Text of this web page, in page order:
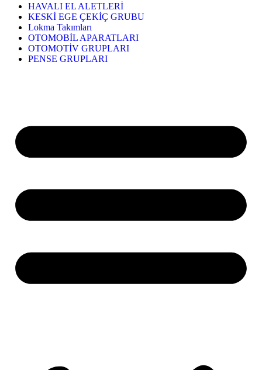
HAVALI EL ALETLERİ
KESKİ EGE ÇEKİÇ GRUBU
Lokma Takımları
OTOMOBİL APARATLARI
OTOMOTİV GRUPLARI
PENSE GRUPLARI